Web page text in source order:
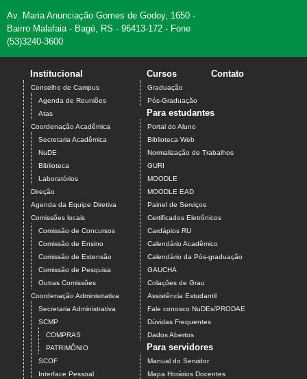
Av. Maria Anunciação Gomes de Godoy, 1650 -
Bairro Malafaia - Bagé, RS - 96413-172 - Fone
(53)3240-3600
Institucional
Conselho de Campus
Agenda de Reuniões
Atas
Coordenação Acadêmica
Secretaria Acadêmica
NuDE
Biblioteca
Laboratórios
Direção
Agenda da Equipe Diretiva
Comissões locais
Comissão de Concursos
Comissão de Ensino
Comissão de Extensão
Comissão de Pesquisa
Outras Comissões
Coordenação Administrativa
Secretaria Administrativa
SCMP
COMPRAS
PATRIMÔNIO
SCOF
Interface Pessoal
Cursos
Graduação
Pós-Graduação
Contato
Para estudantes
Portal do Aluno
Biblioteca Web
Normalização de Trabalhos
GURI
MOODLE
MOODLE EAD
Painel de Serviços
Certificados Eletrônicos
Cardápios RU
Calendário Acadêmico
Calendário da Pós-graduação
GAUCHA
Colações de Grau
Assistência Estudantil
Fale conosco NuDEs/PRODAE
Dúvidas Frequentes
Dados Abertos
Para servidores
Manual do Servidor
Mapa Horários Docentes